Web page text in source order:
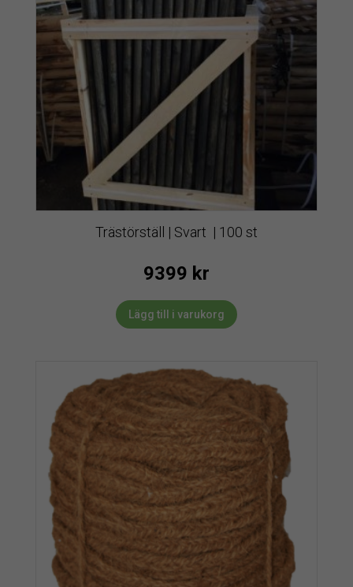
Trästörställ | Svart | 100 st
9399 kr
Lägg till i varukorg